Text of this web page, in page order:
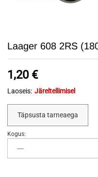
Laager 608 2RS
1,20 €
Laoseis: Järeltellimisel
Täpsusta tarneaega
Laager
608
Kogus: